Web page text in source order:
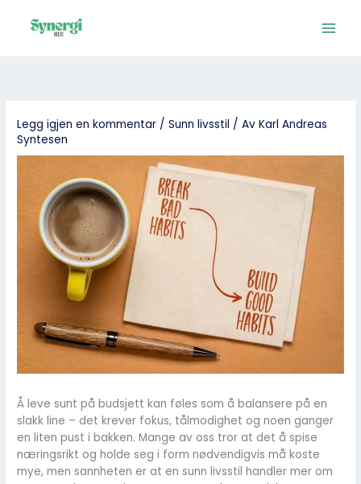
Legg igjen en kommentar /Sunn livsstil / Av Karl Andreas
Syntesen
Å leve sunt på budsjett kan føles som å balansere på en
slakk line – det krever fokus, tålmodighet og noen ganger
en liten pust i bakken. Mange av oss tror at det å spise
næringsrikt og holde seg i form nødvendigvis må koste
mye, men sannheten er at en sunn livsstil handler mer om